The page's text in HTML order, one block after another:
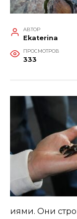
АВТОР
Ekaterina
ПРОСМОТРОВ
333
иями. Они